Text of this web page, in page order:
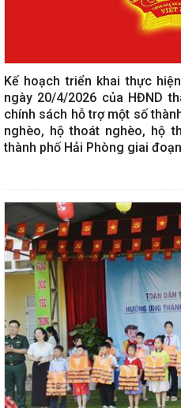
Kế hoạch triển khai thực
ngày 20/4/2026 của HĐND
chính sách hỗ trợ một số
nghèo, hộ thoát nghèo, hộ
thành phố Hải Phòng giai